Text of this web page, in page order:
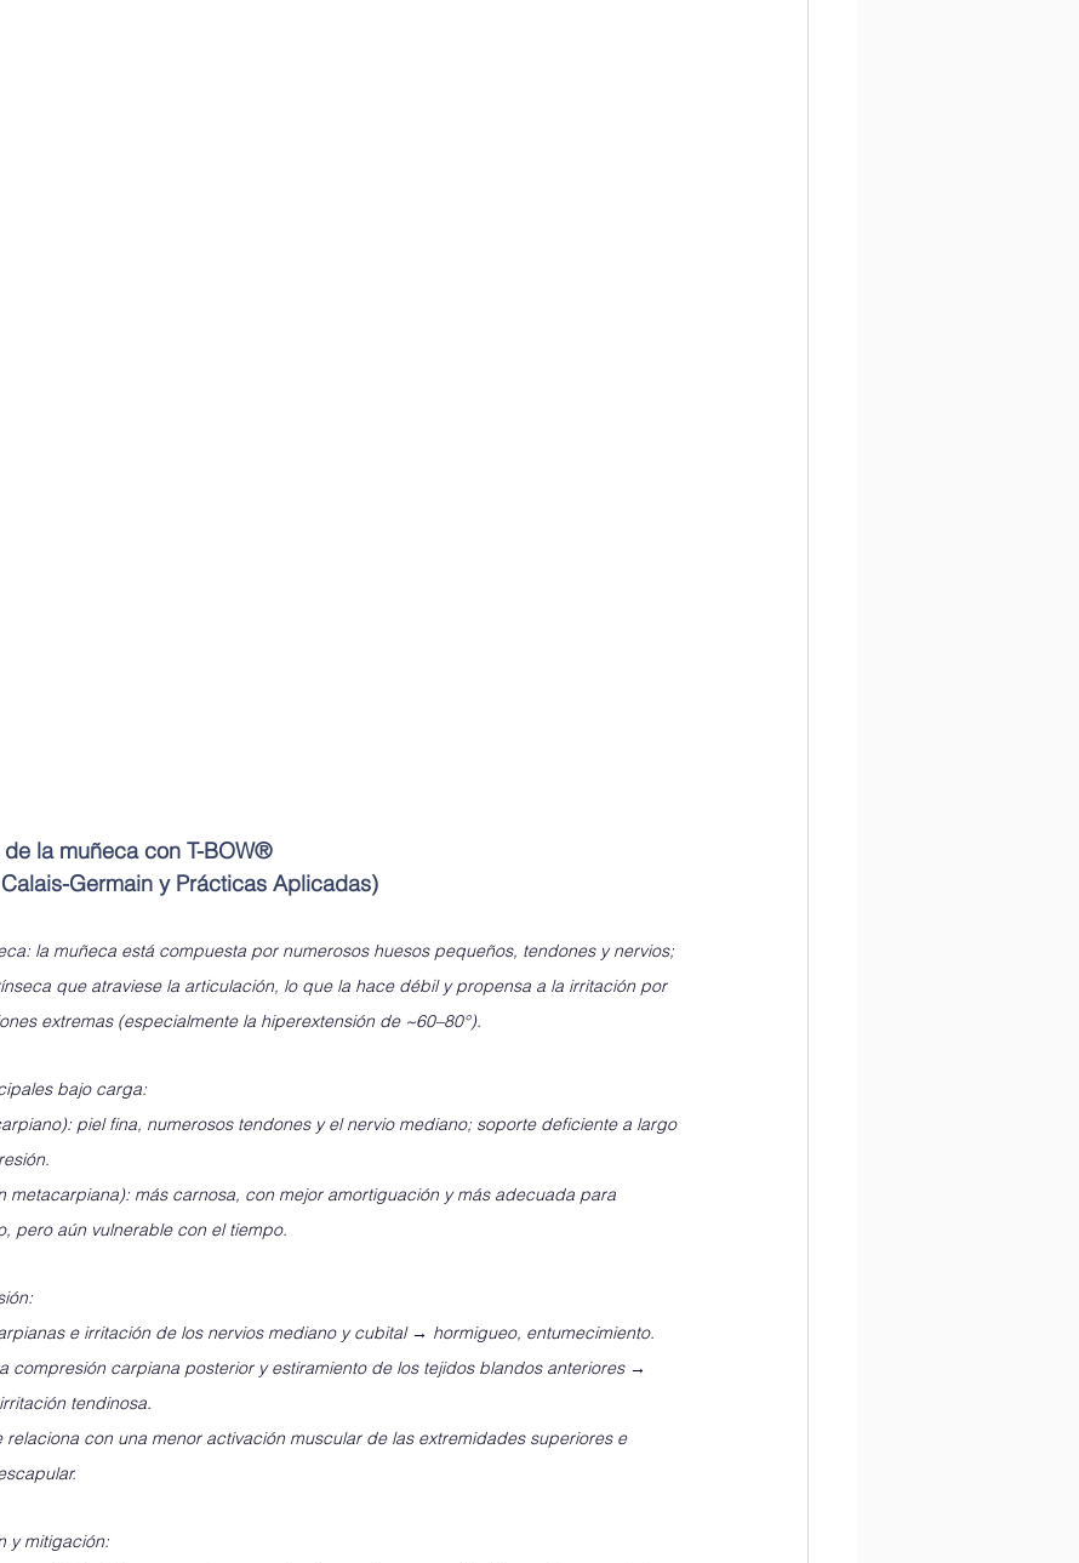
la muñeca con T-BOW®
Germain y Prácticas Aplicadas)
la muñeca está compuesta por numerosos huesos pequeños, tendones y nervios;
que atraviese la articulación, lo que la hace débil y propensa a la irritación por
extremas (especialmente la hiperextensión de ~60–80°).
bajo carga:
piel fina, numerosos tendones y el nervio mediano; soporte deficiente a largo
metacarpiana): más carnosa, con mejor amortiguación y más adecuada para
pero aún vulnerable con el tiempo.
e irritación de los nervios mediano y cubital → hormigueo, entumecimiento.
compresión carpiana posterior y estiramiento de los tejidos blandos anteriores →
tendinosa.
con una menor activación muscular de las extremidades superiores e
y mitigación: